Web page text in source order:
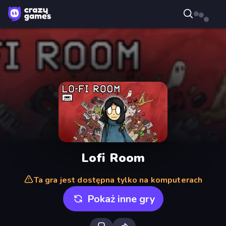
Lofi Room
Ta gra jest dostępna tylko na komputerach
Pokaż inne gry